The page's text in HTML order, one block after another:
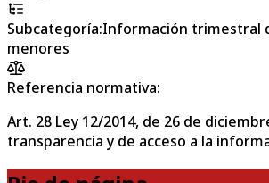
Subcategoría:Información trimestral
menores
Referencia normativa:
Art. 28 Ley 12/2014, de 26 de
transparencia y de acceso a la